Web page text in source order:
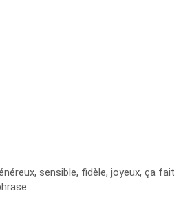
sensible, fidèle, joyeux, ça fait